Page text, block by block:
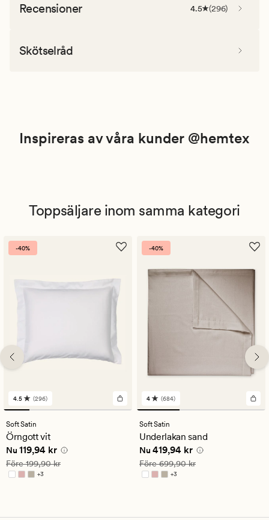
Recensioner 4.5 (296)
Skötselråd
Inspireras av våra kunder @hemtex
Toppsäljare inom samma kategori
-40%
296
omdömen
med
ett
genomsnittligt
betyg
på
4.5
4.5 (296)
Soft Satin
Örngott vit
Nuvarande pris
Nu 119,94 kr
Ordinarie pris 199,90 kr
Före199,90 kr
+3
Finns i fler färger
-40%
684
omdömen
med
ett
genomsnittligt
betyg
på
4
4 (684)
Soft Satin
Underlakan sand
Nuvarande pris
Nu 419,94 kr
Ordinarie pris 699,90 kr
Före699,90 kr
+3
Finns i fler färger